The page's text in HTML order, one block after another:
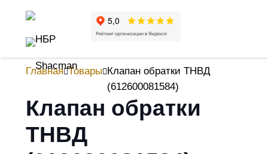
Главная Товары Клапан обратки ТНВД
(612600081584)
Клапан обратки
ТНВД